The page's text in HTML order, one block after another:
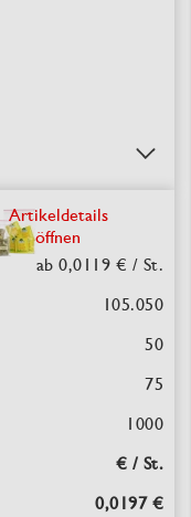
Artikeldetails
öffnen
ab 0,0119 € / St.
105.050
50
75
1000
€ / St.
0,0197 €